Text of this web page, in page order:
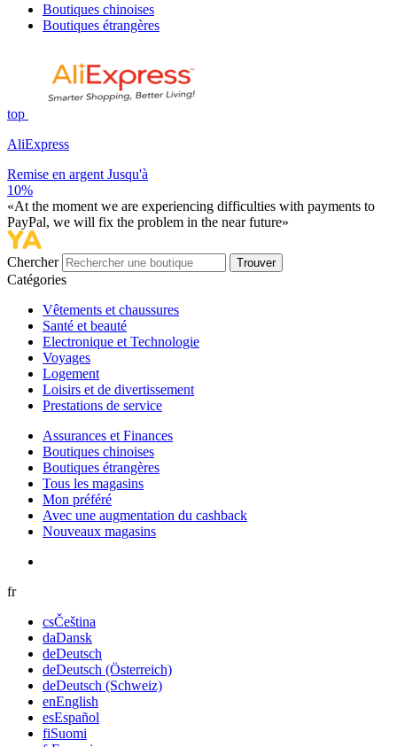
Boutiques chinoises
Boutiques étrangères
top
AliExpress
Remise en argent Jusqu'à
10%
«At the moment we are experiencing difficulties with payments to
PayPal, we will fix the problem in the near future»
Chercher Trouver
Catégories
Vêtements et chaussures
Santé et beauté
Electronique et Technologie
Voyages
Logement
Loisirs et de divertissement
Prestations de service
Assurances et Finances
Boutiques chinoises
Boutiques étrangères
Tous les magasins
Mon préféré
Avec une augmentation du cashback
Nouveaux magasins
fr
csČeština
daDansk
deDeutsch
deDeutsch (Österreich)
deDeutsch (Schweiz)
enEnglish
esEspañol
fiSuomi